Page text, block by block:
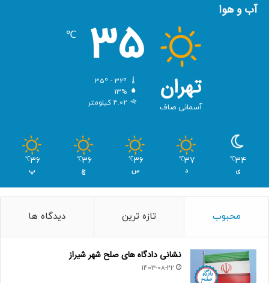
آب و هوا
تهران
آسمانی صاف
35
℃
13%
4.02 کیلومتر
34
℃
ی
37
℃
د
36
℃
س
36
℃
چ
36
℃
پ
محبوب تازه ترین دیدگاه ها
نشانی دادگاه های صلح شهر شیراز
1403-08-22